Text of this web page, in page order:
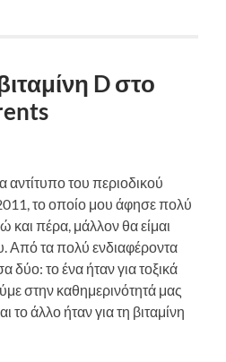
D στο
του περιοδικού
το οποίο μου άφησε πολύ
πέρα, μάλλον θα είμαι
Από τα πολύ ενδιαφέροντα
δύο: το ένα ήταν για τοξικά
στην καθημερινότητά μας
το άλλο ήταν για τη βιταμίνη